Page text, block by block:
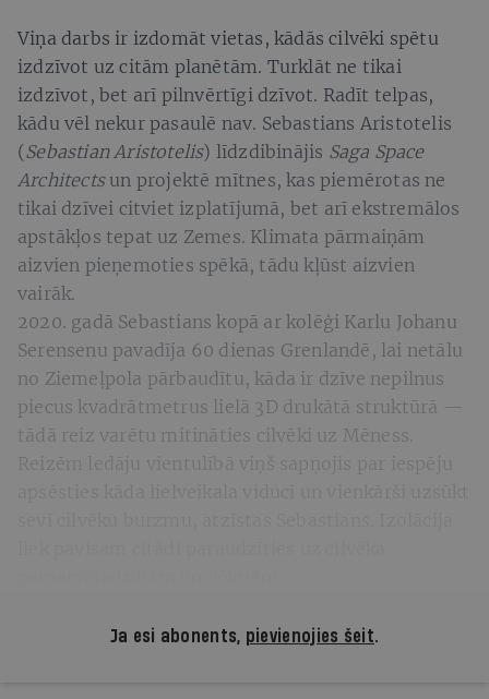
Viņa darbs ir izdomāt vietas, kādās cilvēki spētu
izdzīvot uz citām planētām. Turklāt ne tikai
izdzīvot, bet arī pilnvērtīgi dzīvot. Radīt telpas,
kādu vēl nekur pasaulē nav. Sebastians Aristotelis
(Sebastian Aristotelis) līdzdibinājis Saga Space
Architects un projektē mītnes, kas piemērotas ne
tikai dzīvei citviet izplatījumā, bet arī ekstremālos
apstākļos tepat uz Zemes. Klimata pārmaiņām
aizvien pieņemoties spēkā, tādu kļūst aizvien
vairāk.
2020. gadā Sebastians kopā ar kolēģi Karlu Johanu
Serensenu pavadīja 60 dienas Grenlandē, lai netālu
no Ziemeļpola pārbaudītu, kāda ir dzīve nepilnus
piecus kvadrātmetrus lielā 3D drukātā struktūrā —
tādā reiz varētu mitināties cilvēki uz Mēness.
Reizēm ledāju vientulībā viņš sapņojis par iespēju
Ja esi abonents, pievienojies šeit.